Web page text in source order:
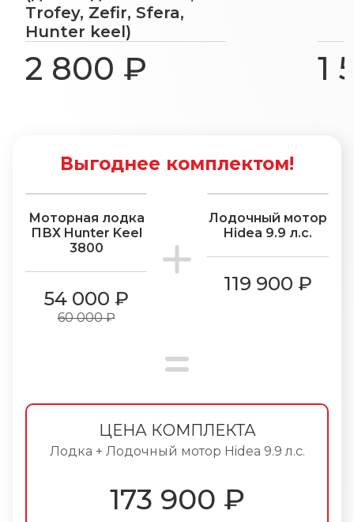
Trofey, Zefir, Sfera,
Hunter keel)
2 800 ₽ 1
Выгоднее комплектом!
Моторная лодка
ПВХ Hunter Keel
3800
54 000 ₽
60 000 ₽
Лодочный мотор
Hidea 9.9 л.с.
119 900 ₽
ЦЕНА КОМПЛЕКТА
Лодка + Лодочный мотор Hidea 9.9 л.с.
173 900 ₽